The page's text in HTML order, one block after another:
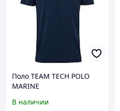
Поло TEAM TECH POLO
MARINE
В наличии